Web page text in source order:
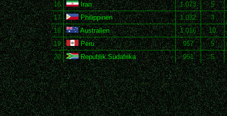
16
Iran 1.073
5
17
Philippinen 1.032
3
18
Australien 1.016
10
19
Peru 957
5
20
Republik Südafrika 951 5